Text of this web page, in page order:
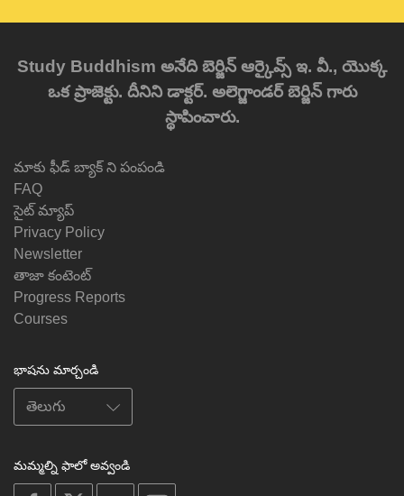
Study Buddhism అనేది బెర్జిన్ ఆర్కైవ్స్ ఇ. వీ., యొక్క
ఒక ప్రాజెక్టు. దీనిని డాక్టర్. అలెగ్జాండర్ బెర్జిన్ గారు
స్థాపించారు.
మాకు ఫీడ్ బ్యాక్ ని పంపండి
FAQ
సైట్ మ్యాప్
Privacy Policy
Newsletter
తాజా కంటెంట్
Progress Reports
Courses
భాషను మార్చండి
మమ్మల్ని ఫాలో అవ్వండి
on